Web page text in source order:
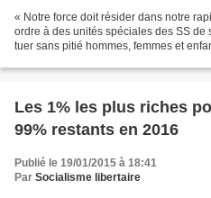
« Notre force doit résider dans notre
ordre à des unités spéciales des SS de
tuer sans pitié hommes, femmes et
Les 1% les plus riches
99% restants en 2016
Publié le 19/01/2015 à 18:41
Par Socialisme libertaire